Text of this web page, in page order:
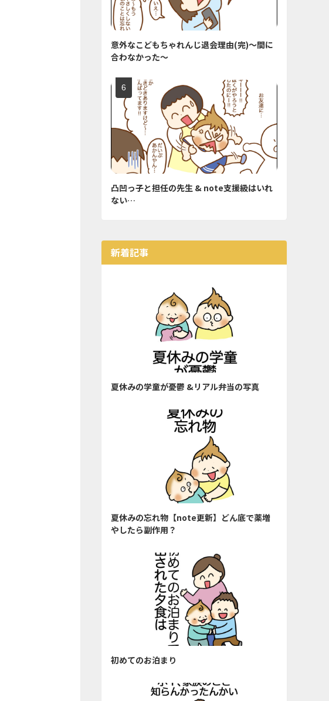
意外なこどもちゃれんじ退会理由(完)〜間に
合わなかった〜
凸凹っ子と担任の先生 & note支援級はいれ
ない…
新着記事
夏休みの学童が憂鬱 &リアル弁当の写真
夏休みの忘れ物【note更新】どん底で薬増
やしたら副作用？
初めてのお泊まり